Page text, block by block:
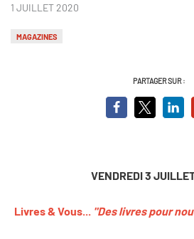
1 JUILLET 2020
MAGAZINES
PARTAGER SUR :
VENDREDI 3
Livres & Vous... "Des livres pour